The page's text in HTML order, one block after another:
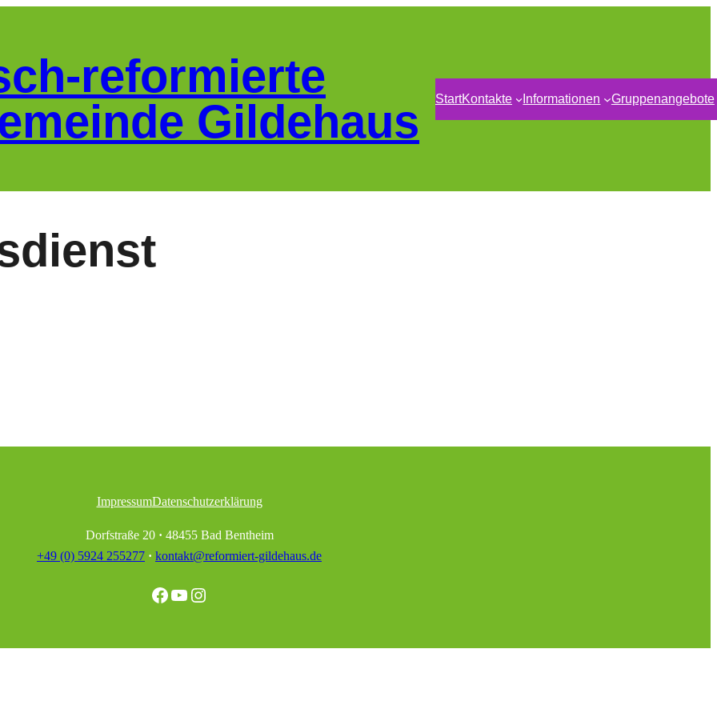
reformierte
Gildehaus
StartKontakte Informationen Gruppenangebote
ImpressumDatenschutzerklärung
Dorfstraße 20 · 48455 Bad Bentheim
+49 (0) 5924 255277 · kontakt@reformiert-gildehaus.de
Facebook
YouTube
Instagram